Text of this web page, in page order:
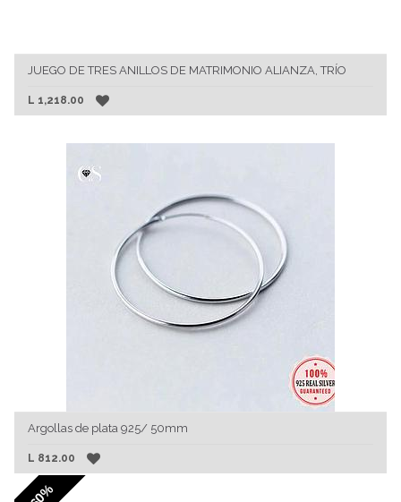
JUEGO DE TRES ANILLOS DE MATRIMONIO ALIANZA, TRÍO
L 1,218.00
Argollas de plata 925/ 50mm
L 812.00
60%